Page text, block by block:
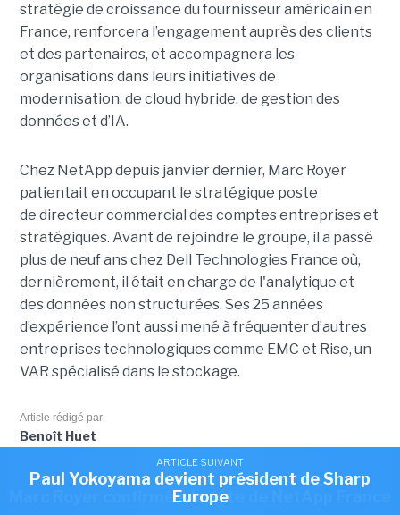
ARTICLE SUIVANT
Romain Passilly prend la direction de Visma
France
ARTICLE SUIVANT
Marc Royer confirmé à la tête de NetApp France
stratégie de croissance du fournisseur américain en
France, renforcera l’engagement auprès des clients
et des partenaires, et accompagnera les
organisations dans leurs initiatives de
modernisation, de cloud hybride, de gestion des
données et d’IA.
Chez NetApp depuis janvier dernier, Marc Royer
patientait en occupant le stratégique poste
de directeur commercial des comptes entreprises et
stratégiques. Avant de rejoindre le groupe, il a passé
plus de neuf ans chez Dell Technologies France où,
dernièrement, il était en charge de l'analytique et
des données non structurées. Ses 25 années
d’expérience l’ont aussi mené à fréquenter d’autres
entreprises technologiques comme EMC et Rise, un
VAR spécialisé dans le stockage.
Article rédigé par
Benoît Huet
Cet article vous a plu?Partagez le !
ARTICLE SUIVANT
Paul Yokoyama devient président de Sharp
Europe